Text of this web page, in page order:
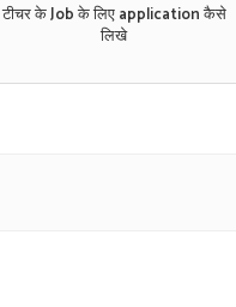
टीचर के Job के लिए application कैसे
लिखे